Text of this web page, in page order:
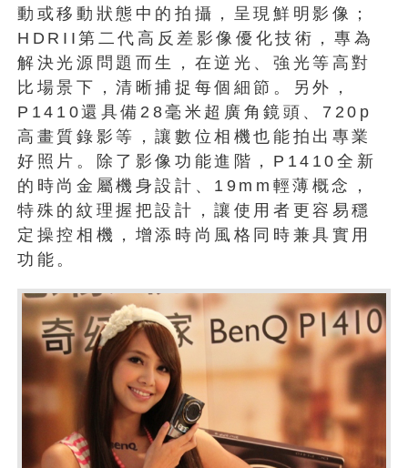
動或移動狀態中的拍攝，呈現鮮明影像；
HDRII第二代高反差影像優化技術，專為
解決光源問題而生，在逆光、強光等高對
比場景下，清晰捕捉每個細節。另外，
P1410還具備28毫米超廣角鏡頭、720p
高畫質錄影等，讓數位相機也能拍出專業
好照片。除了影像功能進階，P1410全新
的時尚金屬機身設計、19mm輕薄概念，
特殊的紋理握把設計，讓使用者更容易穩
定操控相機，增添時尚風格同時兼具實用
功能。